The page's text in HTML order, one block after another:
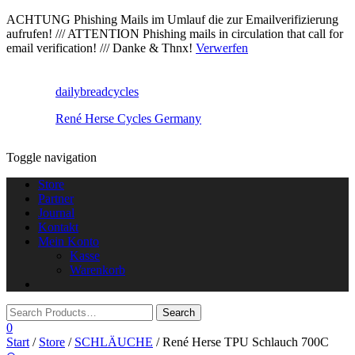
ACHTUNG Phishing Mails im Umlauf die zur Emailverifizierung
aufrufen! /// ATTENTION Phishing mails in circulation that call for
email verification! /// Danke & Thnx! Verwerfen
dailybreadcycles
René Herse Cycles Germany
Toggle navigation
Store
Partner
Journal
Kontakt
Mein Konto
Kasse
Warenkorb
0
Start / Store / SCHLÄUCHE / René Herse TPU Schlauch 700C